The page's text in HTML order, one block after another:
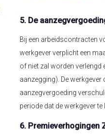
5. De
Bij een arbeidscontracten
werkgever verplicht een
of niet zal worden verlengd
aanzegging). De werkgever
aanzegvergoeding
periode dat de werkgever
6. Premieverhogingen